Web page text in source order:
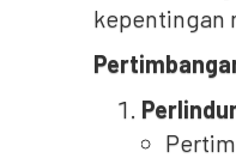
kepentingan